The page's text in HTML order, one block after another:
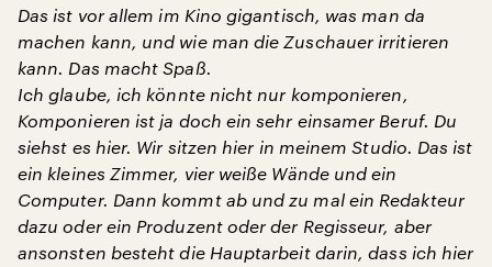
Das ist vor allem im Kino gigantisch, was man da
machen kann, und wie man die Zuschauer irritieren
kann. Das macht Spaß.
Ich glaube, ich könnte nicht nur komponieren,
Komponieren ist ja doch ein sehr einsamer Beruf. Du
siehst es hier. Wir sitzen hier in meinem Studio. Das ist
ein kleines Zimmer, vier weiße Wände und ein
Computer. Dann kommt ab und zu mal ein Redakteur
dazu oder ein Produzent oder der Regisseur, aber
ansonsten besteht die Hauptarbeit darin, dass ich hier